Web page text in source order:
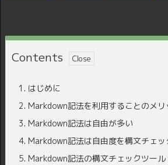
Contents
1. はじめに
2. Markdown記法を利用することのメリ
3. Markdown記法は自由が多い
4. Markdown記法は自由度を構文チェッ
5. Markdown記法の構文チェックツー